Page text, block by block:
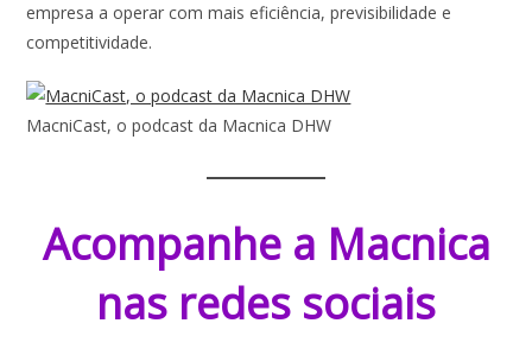
empresa a operar com mais eficiência, previsibilidade e
competitividade.
MacniCast, o podcast da Macnica DHW
Acompanhe a Macnica
nas redes sociais​​​